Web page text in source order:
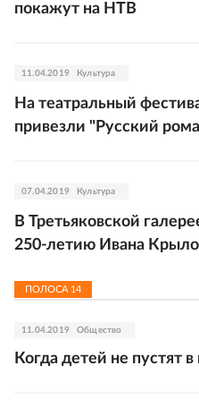
покажут на НТВ
11.04.2019 Культура
На театральный
привезли "Русский
07.04.2019 Культура
В Третьяковской
250-летию Ивана
ПОЛОСА 14
11.04.2019 Общество
Когда детей не пустят